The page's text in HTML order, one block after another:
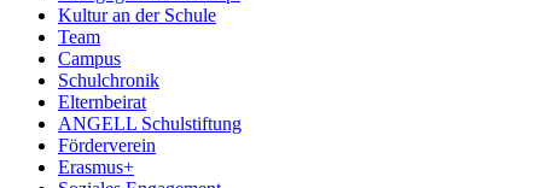
Kultur an der Schule
Team
Campus
Schulchronik
Elternbeirat
ANGELL Schulstiftung
Förderverein
Erasmus+